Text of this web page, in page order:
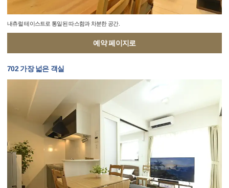
내츄럴 테이스트로 통일된 따스함과 차분한 공간.
예약 페이지로
702 가장 넓은 객실